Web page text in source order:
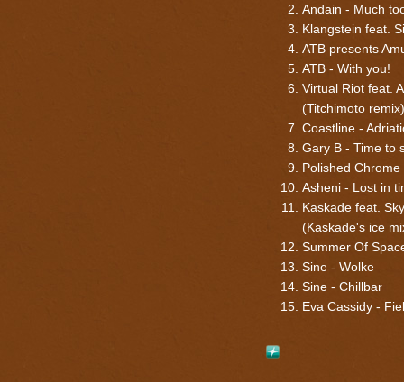
Andain - Much
Klangstein feat.
ATB presents
ATB - With you!
Virtual Riot feat.
(Titchimoto remix)
Coastline -
Gary B - Time to
Polished
Asheni - Lost in
Kaskade feat.
(Kaskade's ice
Summer Of
Sine - Wolke
Sine - Chillbar
Eva Cassidy -